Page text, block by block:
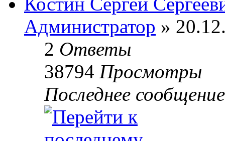
Администратор »
2 Ответы
38794 Просмотры
Последнее